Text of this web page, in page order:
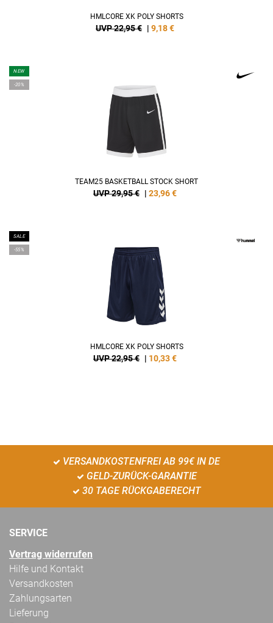
HMLCORE XK POLY SHORTS
UVP 22,95 € | 9,18€
NEW
-20%
TEAM25 BASKETBALL STOCK SHORT
UVP 29,95 € | 23,96€
SALE
-55%
HMLCORE XK POLY SHORTS
UVP 22,95 € | 10,33€
VERSANDKOSTENFREI AB 99€ IN DE
GELD-ZURÜCK-GARANTIE
30 TAGE RÜCKGABERECHT
SERVICE
Vertrag widerrufen
Hilfe und Kontakt
Versandkosten
Zahlungsarten
Lieferung